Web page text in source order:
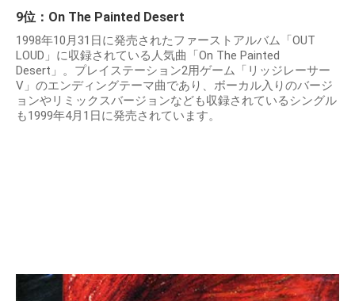
9位：On The Painted Desert
1998年10月31日に発売されたファーストアルバム「OUT
LOUD」に収録されている人気曲「On The Painted
Desert」。プレイステーション2用ゲーム「リッジレーサー
V」のエンディングテーマ曲であり、ボーカル入りのバージ
ョンやリミックスバージョンなども収録されているシングル
も1999年4月1日に発売されています。